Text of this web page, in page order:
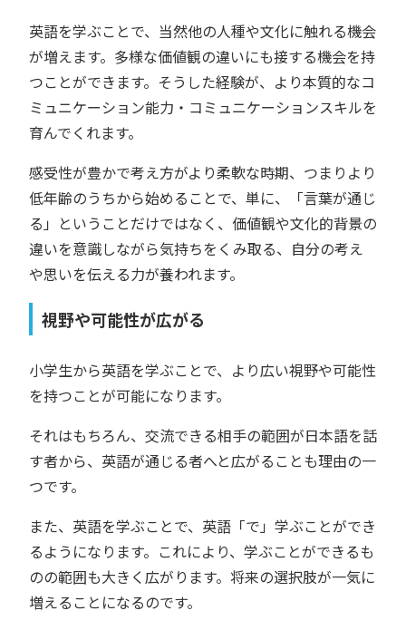
英語を学ぶことで、当然他の人種や文化に触れる機会
が増えます。多様な価値観の違いにも接する機会を持
つことができます。そうした経験が、より本質的なコ
ミュニケーション能力・コミュニケーションスキルを
育んでくれます。
感受性が豊かで考え方がより柔軟な時期、つまりより
低年齢のうちから始めることで、単に、「言葉が通じ
る」ということだけではなく、価値観や文化的背景の
違いを意識しながら気持ちをくみ取る、自分の考え
や思いを伝える力が養われます。
視野や可能性が広がる
小学生から英語を学ぶことで、より広い視野や可能性
を持つことが可能になります。
それはもちろん、交流できる相手の範囲が日本語を話
す者から、英語が通じる者へと広がることも理由の一
つです。
また、英語を学ぶことで、英語「で」学ぶことができ
るようになります。これにより、学ぶことができるも
のの範囲も大きく広がります。将来の選択肢が一気に
増えることになるのです。